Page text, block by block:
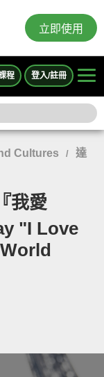
立即使用
程 登入/註冊
Cultures /
達
我愛
"I Love